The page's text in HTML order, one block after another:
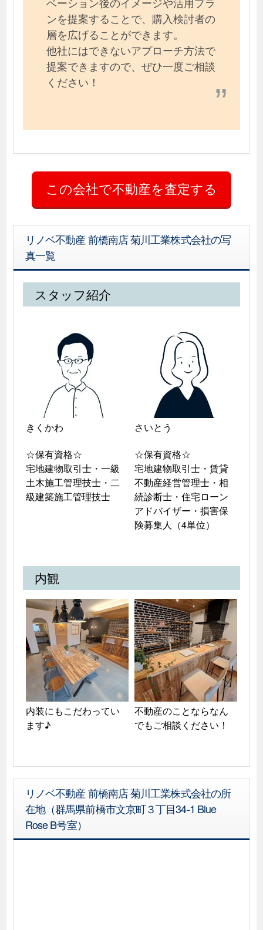
ンを提案することで、購入検討者の
層を広げることができます。
他社にはできないアプローチ方法で
提案できますので、ぜひ一度ご相談
ください！
リノベ不動産 前橋南店 菊川工業株式会社の写
真一覧
スタッフ紹介
きくかわ
☆保有資格☆
宅地建物取引士・一級
土木施工管理技士・二
級建築施工管理技士
さいとう
☆保有資格☆
宅地建物取引士・賃貸
不動産経営管理士・相
続診断士・住宅ローン
アドバイザー・損害保
険募集人（4単位）
内観
内装にもこだわってい
ます♪
不動産のことならなん
でもご相談ください！
リノベ不動産 前橋南店 菊川工業株式会社の所
在地（群馬県前橋市文京町３丁目34‐1 Blue
Rose B号室）